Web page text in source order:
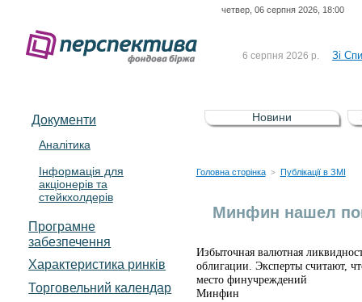
четвер, 06 серпня 2026, 18:00
6 серпня 2026 р. Зі
5 серпня 2026 р.
Зі
UA4000232607)
4 серпня 2026 р.
До
Документи
Аналітика
Інформація для
акціонерів та
стейкхолдерів
Програмне
забезпечення
Характеристика pинків
Торговельний календар
Новини
Головна сторінка > Публікації в ЗМІ
Минфин нашел
Избыточная валютная
облигации. Эксперты считают,
место финучреждений
Минфин